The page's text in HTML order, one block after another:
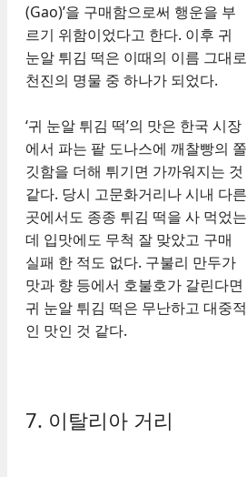
(Gao)’을 구매함으로써 행운을 부
르기 위함이었다고 한다. 이후 귀
눈알 튀김 떡은 이때의 이름 그대로
천진의 명물 중 하나가 되었다.
‘귀 눈알 튀김 떡’의 맛은 한국 시장
에서 파는 팥 도나스에 깨찰빵의 쫄
깃함을 더해 튀기면 가까워지는 것
같다. 당시 고문화거리나 시내 다른
곳에서도 종종 튀김 떡을 사 먹었는
데 입맛에도 무척 잘 맞았고 구매
실패 한 적도 없다. 구불리 만두가
맛과 향 등에서 호불호가 갈린다면
귀 눈알 튀김 떡은 무난하고 대중적
인 맛인 것 같다.
7. 이탈리아 거리